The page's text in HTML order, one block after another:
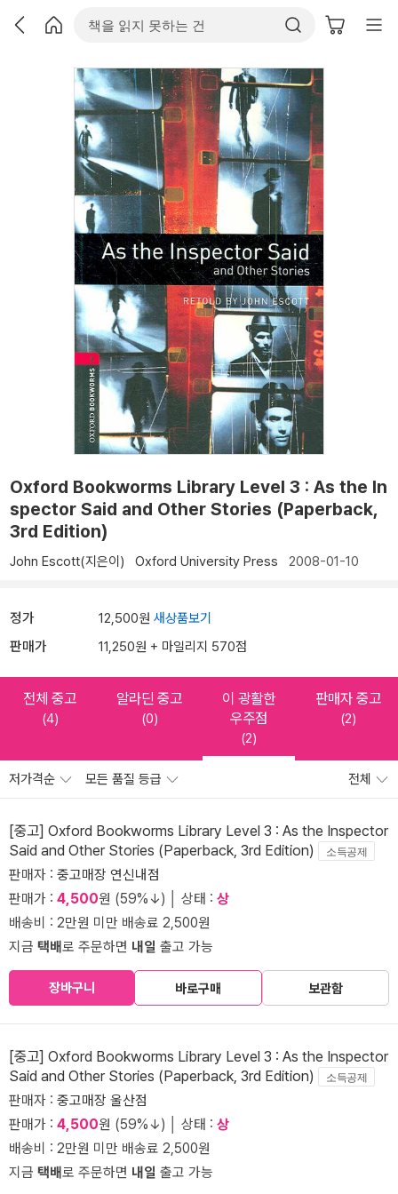
Oxford Bookworms Library Level 3 : As the In
spector Said and Other Stories (Paperback,
3rd Edition)
John Escott(지은이) Oxford University Press 2008-01-10
정가 12,500원 새상품보기
판매가 11,250원 + 마일리지 570점
전체 중고
(4)
알라딘 중고
(0)
이 광활한
우주점
(2)
판매자 중고
(2)
저가격순 모든 품질 등급 전체
[중고] Oxford Bookworms Library Level 3 : As the Inspector
Said and Other Stories (Paperback, 3rd Edition)
소득공제
판매자 : 중고매장 연신내점
판매가 : 4,500원 (59%↓) │ 상태 : 상
배송비 : 2만원 미만 배송료 2,500원
지금 택배로 주문하면 내일 출고 가능
장바구니 바로구매 보관함
[중고] Oxford Bookworms Library Level 3 : As the Inspector
Said and Other Stories (Paperback, 3rd Edition)
소득공제
판매자 : 중고매장 울산점
판매가 : 4,500원 (59%↓) │ 상태 : 상
배송비 : 2만원 미만 배송료 2,500원
지금 택배로 주문하면 내일 출고 가능